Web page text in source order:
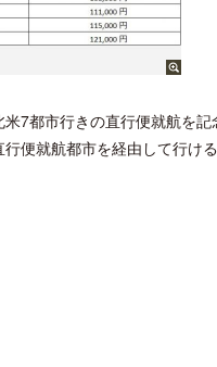
7都市行きの直行便就航を
便就航都市を経由して行け